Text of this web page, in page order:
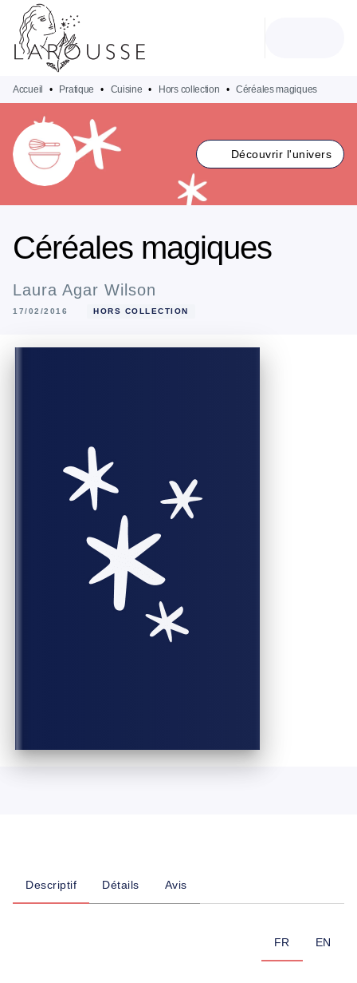
MENU
PIED DE PAGE
Accueil • Pratique • Cuisine • Hors collection • Céréales magiques
Découvrir l'univers
Céréales magiques
Laura Agar Wilson
17/02/2016 HORS COLLECTION
Descriptif Détails Avis
FR EN